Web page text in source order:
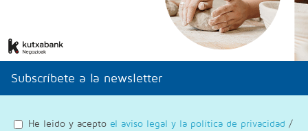
Subscríbete a la newsletter
He leido y acepto el aviso legal y la política de privacidad /